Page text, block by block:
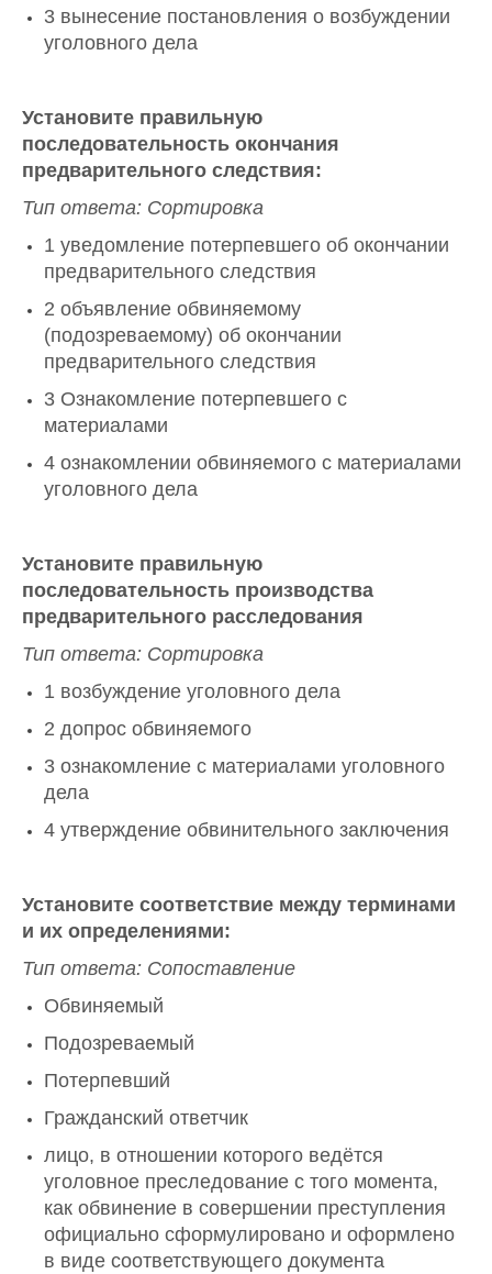
3 вынесение постановления о возбуждении
уголовного дела
Установите правильную
последовательность окончания
предварительного следствия:
Тип ответа: Сортировка
1 уведомление потерпевшего об окончании
предварительного следствия
2 объявление обвиняемому
(подозреваемому) об окончании
предварительного следствия
3 Ознакомление потерпевшего с
материалами
4 ознакомлении обвиняемого с материалами
уголовного дела
Установите правильную
последовательность производства
предварительного расследования
Тип ответа: Сортировка
1 возбуждение уголовного дела
2 допрос обвиняемого
3 ознакомление с материалами уголовного
дела
4 утверждение обвинительного заключения
Установите соответствие между терминами
и их определениями:
Тип ответа: Сопоставление
Обвиняемый
Подозреваемый
Потерпевший
Гражданский ответчик
лицо, в отношении которого ведётся
уголовное преследование с того момента,
как обвинение в совершении преступления
официально сформулировано и оформлено
в виде соответствующего документа